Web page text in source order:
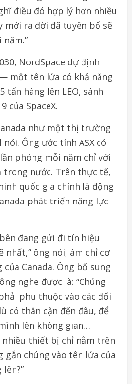
điều đó hợp lý hơn nhiều
mới ra đời đã tuyên bố sẽ
NordSpace dự định
một tên lửa có khả năng
tấn hàng lên LEO, sánh
của SpaceX.
như một thị trường
nói. Ông ước tính ASX có
phóng mỗi năm chỉ với
trong nước. Trên thực tế,
quốc gia chính là động
phát triển năng lực
đang gửi đi tín hiệu
nhất,” ông nói, ám chỉ cơ
Canada. Ông bổ sung
nghe được là: “Chúng
phụ thuộc vào các đối
có thân cận đến đâu, để
lên không gian…
nhiều thiết bị chỉ nằm trên
gắn chúng vào tên lửa của